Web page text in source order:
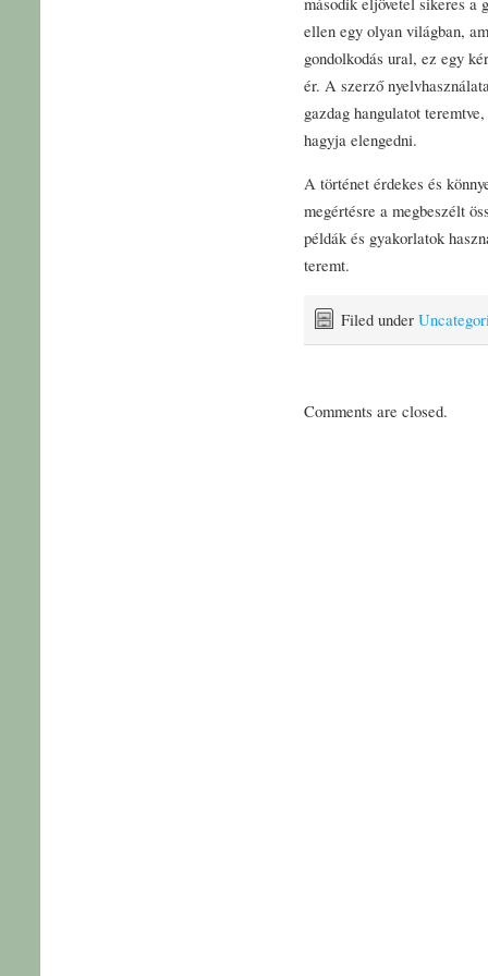
ellen egy olyan világban,
gondolkodás ural, ez egy
ér. A szerző
gazdag hangulatot
hagyja elengedni.
A történet érdekes és
megértésre a megbeszélt
példák és gyakorlatok
teremt.
Filed under
Comments are closed.